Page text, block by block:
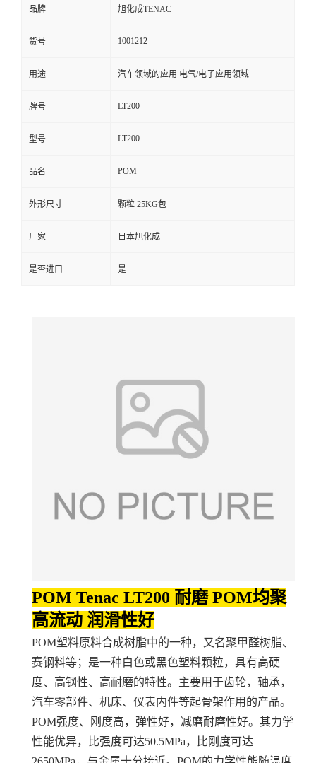
在
线
品牌 旭化成TENAC
货号 1001212
用途 汽车领域的应用 电气/电子应用领域
牌号 LT200
型号 LT200
品名 POM
外形尺寸 颗粒 25KG包
厂家 日本旭化成
是否进口 是
POM Tenac LT200 耐磨 POM均聚
高流动 润滑性好
POM塑料原料合成树脂中的一种，又名聚甲醛树脂、
赛钢料等；是一种白色或黑色塑料颗粒，具有高硬
度、高钢性、高耐磨的特性。主要用于齿轮，轴承，
汽车零部件、机床、仪表内件等起骨架作用的产品。
POM强度、刚度高，弹性好，减磨耐磨性好。其力学
性能优异，比强度可达50.5MPa，比刚度可达